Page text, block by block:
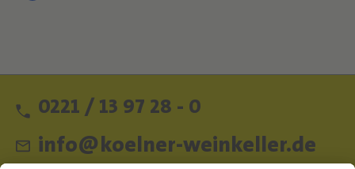
0221 / 13 97 28 - 0
info@koelner-weinkeller.de